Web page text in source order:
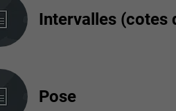
Intervalles (cotes
Pose